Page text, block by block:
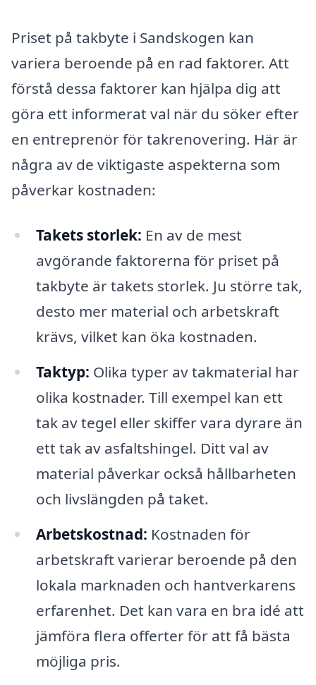
Priset på takbyte i Sandskogen kan
variera beroende på en rad faktorer. Att
förstå dessa faktorer kan hjälpa dig att
göra ett informerat val när du söker efter
en entreprenör för takrenovering. Här är
några av de viktigaste aspekterna som
påverkar kostnaden:
Takets storlek: En av de mest
avgörande faktorerna för priset på
takbyte är takets storlek. Ju större tak,
desto mer material och arbetskraft
krävs, vilket kan öka kostnaden.
Taktyp: Olika typer av takmaterial har
olika kostnader. Till exempel kan ett
tak av tegel eller skiffer vara dyrare än
ett tak av asfaltshingel. Ditt val av
material påverkar också hållbarheten
och livslängden på taket.
Arbetskostnad: Kostnaden för
arbetskraft varierar beroende på den
lokala marknaden och hantverkarens
erfarenhet. Det kan vara en bra idé att
jämföra flera offerter för att få bästa
möjliga pris.